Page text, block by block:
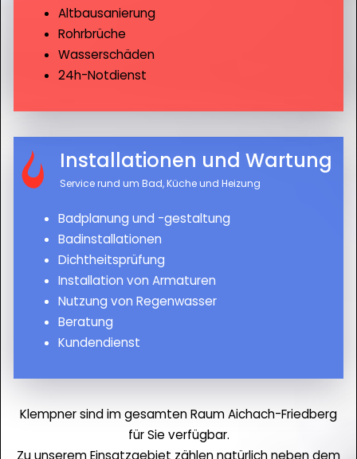
Altbausanierung
Rohrbrüche
Wasserschäden
24h-Notdienst
Installationen und Wartung
Service rund um Bad, Küche und Heizung
Badplanung und -gestaltung
Badinstallationen
Dichtheitsprüfung
Installation von Armaturen
Nutzung von Regenwasser
Beratung
Kundendienst
Klempner sind im gesamten Raum Aichach-Friedberg
für Sie verfügbar.
Zu unserem Einsatzgebiet zählen natürlich neben dem